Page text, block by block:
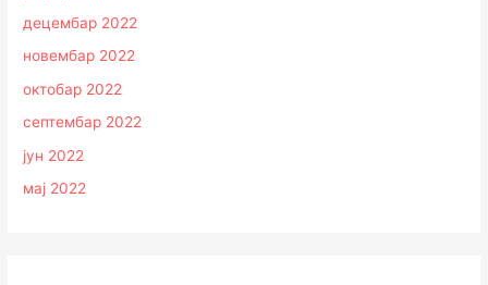
децембар 2022
новембар 2022
октобар 2022
септембар 2022
јун 2022
мај 2022